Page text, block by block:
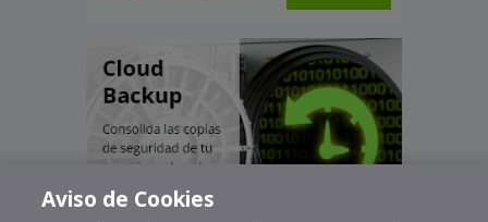
Aviso de Cookies